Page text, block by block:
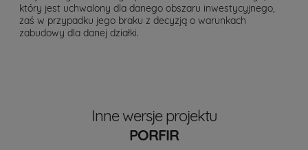
który jest uchwalony dla danego obszaru inwestycyjnego,
zaś w przypadku jego braku z decyzją o warunkach
zabudowy dla danej działki.
Inne wersje projektu
PORFIR